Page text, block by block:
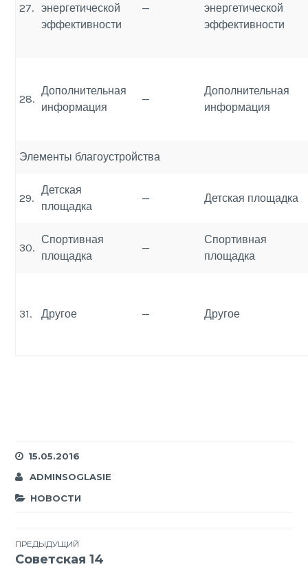
27. энергетической
эффективности
—
энергетической
эффективности
28.
Дополнительная
информация
—
Дополнительная
информация
Элементы благоустройства
29.
Детская
площадка
— Детская площадка
30.
Спортивная
площадка
—
Спортивная
площадка
31. Другое — Другое
15.05.2016
ADMINSOGLASIE
НОВОСТИ
Навигация
ПРЕДЫДУЩИЙ
Советская 14